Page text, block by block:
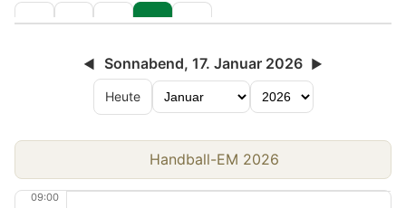
◀ Sonnabend, 17. Januar 2026 ▶
Heute
Handball-EM 2026
09:00